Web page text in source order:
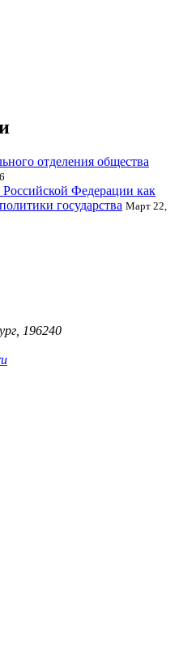
отделения общества
Федерации как
государства Март 22,
196240